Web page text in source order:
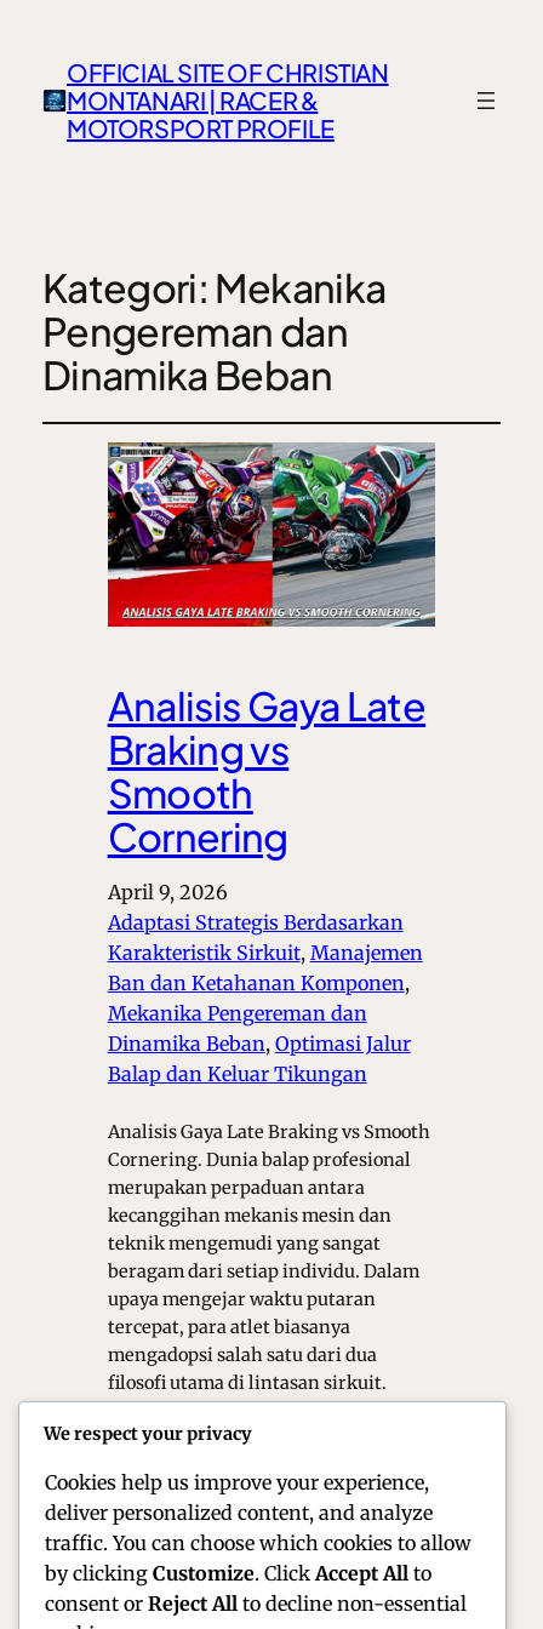
OFFICIAL SITE OF CHRISTIAN
MONTANARI | RACER &
MOTORSPORT PROFILE
Kategori: Mekanika
Pengereman dan
Dinamika Beban
Analisis Gaya Late
Braking vs
Smooth
Cornering
April 9, 2026
Adaptasi Strategis Berdasarkan
Karakteristik Sirkuit, Manajemen
Ban dan Ketahanan Komponen ,
Mekanika Pengereman dan
Dinamika Beban, Optimasi Jalur
Balap dan Keluar Tikungan
Analisis Gaya Late Braking vs Smooth
Cornering. Dunia balap profesional
merupakan perpaduan antara
kecanggihan mekanis mesin dan
teknik mengemudi yang sangat
beragam dari setiap individu. Dalam
upaya mengejar waktu putaran
tercepat, para atlet biasanya
mengadopsi salah satu dari dua
filosofi utama di lintasan sirkuit.
gaya late braking melawan smooth
We respect your privacy
Cookies help us improve your experience,
deliver personalized content, and analyze
traffic. You can choose which cookies to allow
by clicking Customize. Click Accept All to
consent or Reject All to decline non-essential